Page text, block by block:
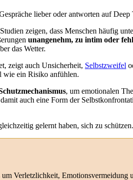
lieber oder antworten auf
zeigen, dass Menschen häufig
unangenehm, zu intim oder
das Wetter.
zeigt auch Unsicherheit, Selbstzweifel
wie ein Risiko anfühlen.
, um emotionalen
auch eine Form der
gelernt haben, sich zu schützen.
Verletzlichkeit, Emotionsvermeidung